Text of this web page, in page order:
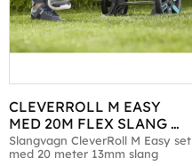
CLEVERROLL M EASY
MED 20M FLEX SLANG
13MM (1/2")
Slangvagn CleverRoll M Easy set
med 20 meter 13mm slang